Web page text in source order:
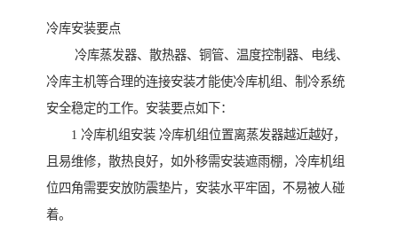
冷库安装要点
冷库蒸发器、散热器、铜管、温度控制器、电线、
冷库主机等合理的连接安装才能使冷库机组、制冷系统
安全稳定的工作。安装要点如下：
1 冷库机组安装 冷库机组位置离蒸发器越近越好，
且易维修，散热良好，如外移需安装遮雨棚，冷库机组
位四角需要安放防震垫片，安装水平牢固，不易被人碰
着。